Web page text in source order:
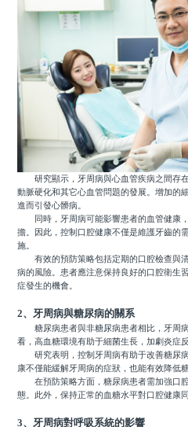
研究顯示，牙周病與心血管疾病之間存
動脈硬化和其它心血管問題的發展。增加的
進而引發心髒病。
同時，牙周病可能影響患者的血管健康
擔。因此，控制口腔健康不僅是維護牙齒的
施。
有效的預防策略包括定期的口腔檢查與
病的風險。患者應注意保持良好的口腔衛生
症發生的機會。
2、牙周病與糖尿病的關系
糖尿病患者與非糖尿病患者相比，牙周
看，高血糖環境有助于細菌生長，加劇炎症
研究表明，控制牙周病有助于改善糖尿
康不僅能緩解牙周病的症狀，也能有效降低
在預防策略方面，糖尿病患者需加強口
態。此外，保持正常的血糖水平對口腔健康
3、牙周病對呼吸系統的影響